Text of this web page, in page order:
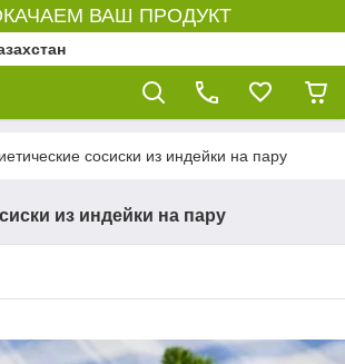
ВАШ ПРОДУКТ
сосиски из индейки на пару
из индейки на пару